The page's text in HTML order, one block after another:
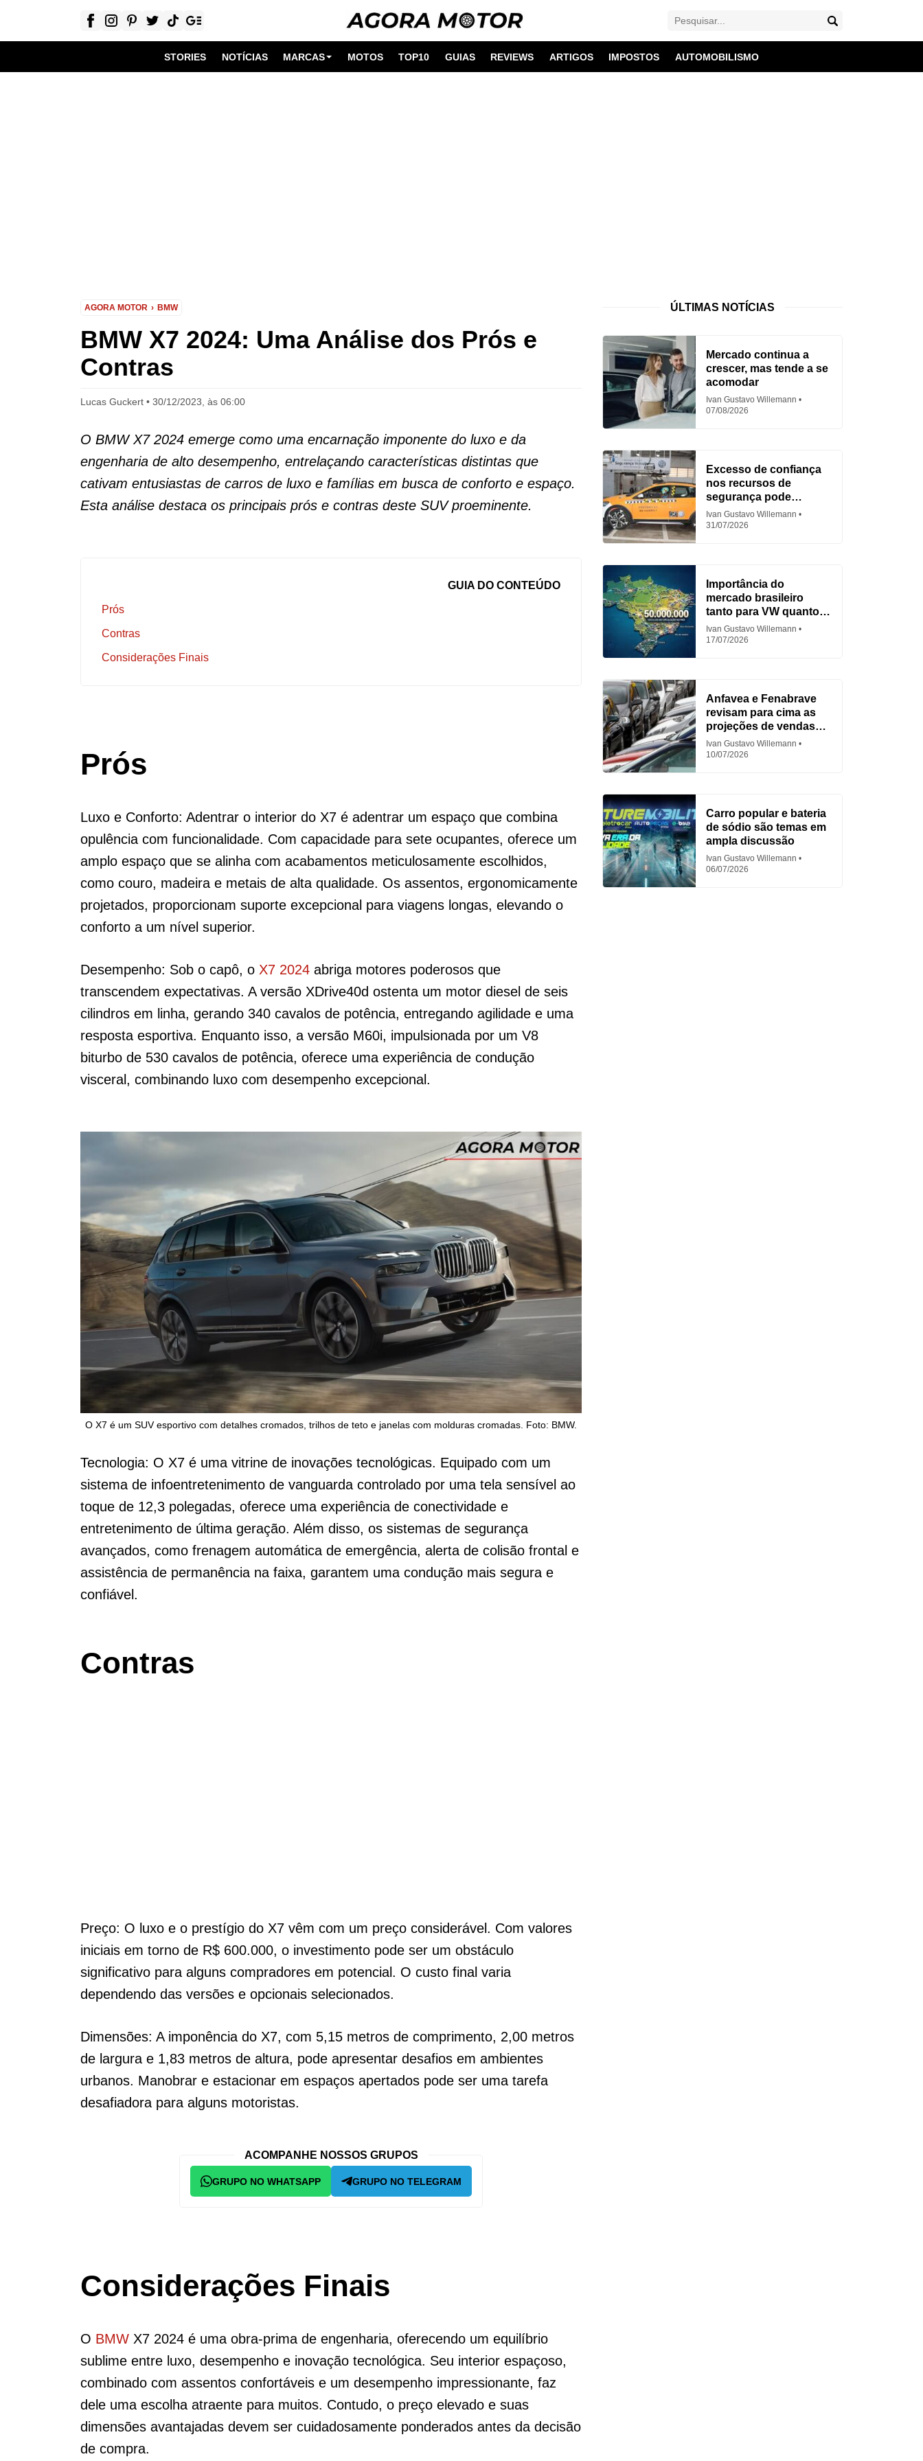
STORIES NOTÍCIAS MARCAS MOTOS TOP10 GUIAS REVIEWS ARTIGOS IMPOSTOS AUTOMOBILISMO
AGORA MOTOR BMW
BMW X7 2024: Uma Análise dos Prós e
Contras
Lucas Guckert 30/12/2023, às 06:00
O BMW X7 2024 emerge como uma encarnação imponente do luxo e da
engenharia de alto desempenho, entrelaçando características distintas que
cativam entusiastas de carros de luxo e famílias em busca de conforto e espaço.
Esta análise destaca os principais prós e contras deste SUV proeminente.
GUIA DO CONTEÚDO
Prós
Contras
Considerações Finais
Prós
Luxo e Conforto: Adentrar o interior do X7 é adentrar um espaço que combina
opulência com funcionalidade. Com capacidade para sete ocupantes, oferece um
amplo espaço que se alinha com acabamentos meticulosamente escolhidos,
como couro, madeira e metais de alta qualidade. Os assentos, ergonomicamente
projetados, proporcionam suporte excepcional para viagens longas, elevando o
conforto a um nível superior.
Desempenho: Sob o capô, o X7 2024 abriga motores poderosos que
transcendem expectativas. A versão XDrive40d ostenta um motor diesel de seis
cilindros em linha, gerando 340 cavalos de potência, entregando agilidade e uma
resposta esportiva. Enquanto isso, a versão M60i, impulsionada por um V8
biturbo de 530 cavalos de potência, oferece uma experiência de condução
visceral, combinando luxo com desempenho excepcional.
O X7 é um SUV esportivo com detalhes cromados, trilhos de teto e janelas com molduras cromadas. Foto: BMW.
Tecnologia: O X7 é uma vitrine de inovações tecnológicas. Equipado com um
sistema de infoentretenimento de vanguarda controlado por uma tela sensível ao
toque de 12,3 polegadas, oferece uma experiência de conectividade e
entretenimento de última geração. Além disso, os sistemas de segurança
avançados, como frenagem automática de emergência, alerta de colisão frontal e
assistência de permanência na faixa, garantem uma condução mais segura e
confiável.
Contras
Preço: O luxo e o prestígio do X7 vêm com um preço considerável. Com valores
iniciais em torno de R$ 600.000, o investimento pode ser um obstáculo
significativo para alguns compradores em potencial. O custo final varia
dependendo das versões e opcionais selecionados.
Dimensões: A imponência do X7, com 5,15 metros de comprimento, 2,00 metros
de largura e 1,83 metros de altura, pode apresentar desafios em ambientes
urbanos. Manobrar e estacionar em espaços apertados pode ser uma tarefa
desafiadora para alguns motoristas.
ACOMPANHE NOSSOS GRUPOS
GRUPO NO WHATSAPP GRUPO NO TELEGRAM
Considerações Finais
O BMW X7 2024 é uma obra-prima de engenharia, oferecendo um equilíbrio
sublime entre luxo, desempenho e inovação tecnológica. Seu interior espaçoso,
combinado com assentos confortáveis e um desempenho impressionante, faz
dele uma escolha atraente para muitos. Contudo, o preço elevado e suas
dimensões avantajadas devem ser cuidadosamente ponderados antes da decisão
de compra.
ÚLTIMAS NOTÍCIAS
Mercado continua a
crescer, mas tende a se
acomodar
Ivan Gustavo Willemann
07/08/2026
Excesso de confiança
nos recursos de
segurança pode
aumentar acidentes
Ivan Gustavo Willemann
31/07/2026
Importância do
mercado brasileiro
tanto para VW quanto
para Fiat
Ivan Gustavo Willemann
17/07/2026
Anfavea e Fenabrave
revisam para cima as
projeções de vendas
em 2026
Ivan Gustavo Willemann
10/07/2026
Carro popular e bateria
de sódio são temas em
ampla discussão
Ivan Gustavo Willemann
06/07/2026